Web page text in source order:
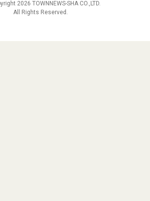
2026 TOWNNEWS-SHA CO.,LTD.
All Rights Reserved.